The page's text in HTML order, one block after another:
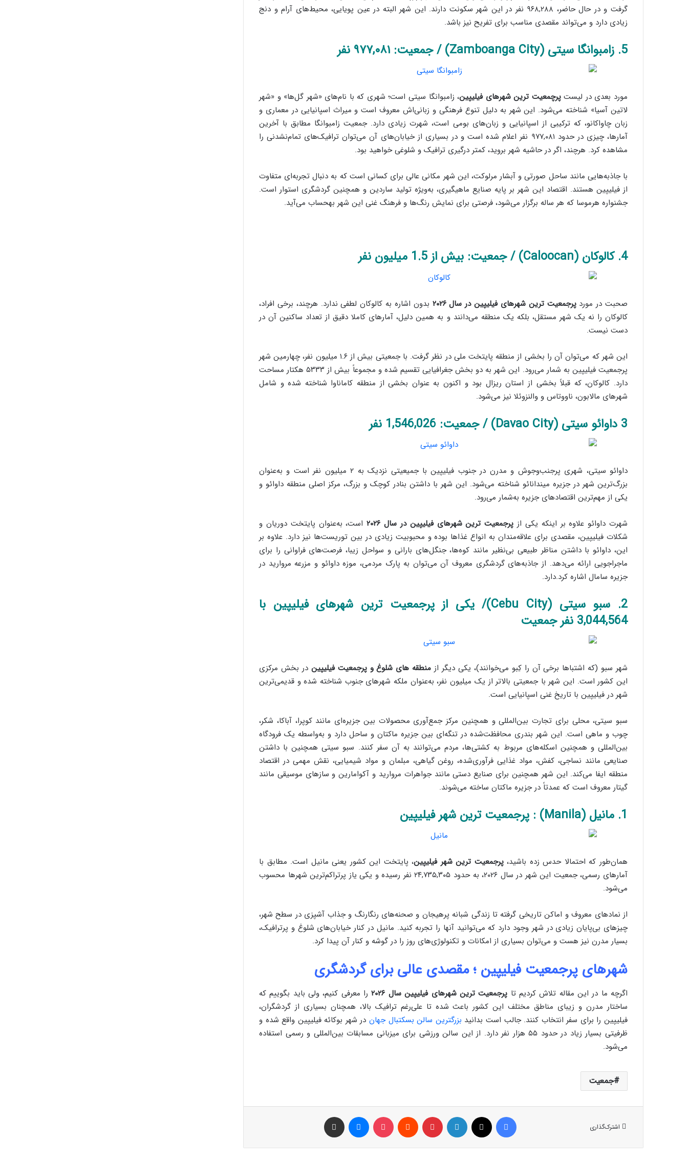
گرفت و در حال حاضر، ۹۶۸,۲۸۸ نفر در این شهر سکونت دارند. این شهر البته در عین پویایی، محیط‌های آرام و دنج
زیادی دارد و می‌تواند مقصدی مناسب برای تفریح نیز باشد.
5. زامبوانگا سیتی (Zamboanga City) / جمعیت: ۹۷۷,۰۸۱ نفر
مورد بعدی در لیستپرچمعیت ترین شهرهای فیلیپین، زامبوانگا سیتی است؛ شهری که با نام‌های «شهر گل‌ها» و «شهر
لاتین آسیا» شناخته می‌شود. این شهر به دلیل تنوع فرهنگی و زبانی‌اش معروف است و میراث اسپانیایی در معماری و
زبان چاواکانو، که ترکیبی از اسپانیایی و زبان‌های بومی است، شهرت زیادی دارد. جمعیت زامبوانگا مطابق با آخرین
آمارها، چیزی در حدود ۹۷۷,۰۸۱ نفر اعلام شده است و در بسیاری از خیابان‌های آن می‌توان ترافیک‌های تمام‌نشدنی را
مشاهده کرد. هرچند، اگر در حاشیه شهر بروید، کمتر درگیری ترافیک و شلوغی خواهید بود.
با جاذبه‌هایی مانند ساحل صورتی و آبشار مرلوکت، این شهر مکانی عالی برای کسانی است که به دنبال تجربه‌ای متفاوت
از فیلیپین هستند. اقتصاد این شهر بر پایه صنایع ماهیگیری، به‌ویژه تولید ساردین و همچنین گردشگری استوار است.
جشنواره هرموسا که هر ساله برگزار می‌شود، فرصتی برای نمایش رنگ‌ها و فرهنگ غنی این شهر بهحساب می‌آید.
4. کالوکان (Caloocan) / جمعیت: بیش از 1.5 میلیون نفر
صحبت در موردپرجمعیت ترین شهرهای فیلیپین در سال ۲۰۲۶
بدون اشاره به کالوکان لطفی ندارد. هرچند، برخی افراد،
کالوکان را نه یک شهر مستقل، بلکه یک منطقه می‌دانند و به همین دلیل، آمارهای کاملا دقیق از تعداد ساکنین آن در
دست نیست.
این شهر که می‌توان آن را بخشی از منطقه پایتخت ملی در نظر گرفت. با جمعیتی بیش از ۱.۶ میلیون نفر، چهارمین شهر
پرجمعیت فیلیپین به شمار می‌رود. این شهر به دو بخش جغرافیایی تقسیم شده و مجموعاً بیش از ۵۳۳۳ هکتار مساحت
دارد. کالوکان، که قبلاً بخشی از استان ریزال بود و اکنون به عنوان بخشی از منطقه کاماناوا شناخته شده و شامل
شهرهای مالابون، ناووتاس و والنزوئلا نیز می‌شود.
3 داوائو سیتی (Davao City) / جمعیت: 1,546,026 نفر
داوائو سیتی، شهری پرجنب‌وجوش و مدرن در جنوب فیلیپین با جمیعیتی نزدیک به ۲ میلیون نفر است و به‌عنوان
بزرگ‌ترین شهر در جزیره میندانائو شناخته می‌شود. این شهر با داشتن بنادر کوچک و بزرگ، مرکز اصلی منطقه داوائو و
یکی از مهم‌ترین اقتصادهای جزیره به‌شمار می‌رود.
شهرت داوائو علاوه بر اینکه یکی از پرجمعیت ترین شهرهای فیلیپین در سال ۲۰۲۶
است، به‌عنوان پایتخت دوریان و
شکلات فیلیپین، مقصدی برای علاقه‌مندان به انواع غذاها بوده و محبوبیت زیادی در بین توریست‌ها نیز دارد. علاوه بر
این، داوائو با داشتن مناظر طبیعی بی‌نظیر مانند کوه‌ها، جنگل‌های بارانی و سواحل زیبا، فرصت‌های فراوانی را برای
ماجراجویی ارائه می‌دهد. از جاذبه‌های گردشگری معروف آن می‌توان به پارک مردمی، موزه داوائو و مزرعه مروارید در
جزیره سامال اشاره کرد.دارد.
2. سبو سیتی (Cebu City)/ یکی از پرجمعیت ترین شهرهای فیلیپین با
3,044,564 نفر جمعیت
شهر سبو (که اشتباها برخی آن را کِبو می‌خوانند)، یکی دیگر از منطقه های شلوغ و پرجمعیت فیلیپین در بخش مرکزی
این کشور است. این شهر با جمعیتی بالاتر از یک میلیون نفر، به‌عنوان ملکه شهرهای جنوب شناخته شده و قدیمی‌ترین
شهر در فیلیپین با تاریخ غنی اسپانیایی است.
سبو سیتی، محلی برای تجارت بین‌المللی و همچنین مرکز جمع‌آوری محصولات بین جزیره‌ای مانند کوپرا، آباکا، شکر،
چوب و ماهی است. این شهر بندری محافظت‌شده در تنگه‌ای بین جزیره ماکتان و ساحل دارد و به‌واسطه یک فرودگاه
بین‌المللی و همچنین اسکله‌های مربوط به کشتی‌ها، مردم می‌توانند به آن سفر کنند. سبو سیتی همچنین با داشتن
صنایعی مانند نساجی، کفش، مواد غذایی فرآوری‌شده، روغن گیاهی، مبلمان و مواد شیمیایی، نقش مهمی در اقتصاد
منطقه ایفا می‌کند. این شهر همچنین برای صنایع دستی مانند جواهرات مروارید و آکوامارین و سازهای موسیقی مانند
گیتار معروف است که عمدتاً در جزیره ماکتان ساخته می‌شوند.
1. مانیل (Manila) : پرجمعیت ترین شهر فیلیپین
همان‌طور که احتمالا حدس زده باشید،پرجمعیت ترین شهر فیلیپین، پایتخت این کشور یعنی مانیل است. مطابق با
آمارهای رسمی، جمعیت این شهر در سال ۲۰۲۶، به حدود ۲۴,۷۳۵,۳۰۵ نفر رسیده و یکی یاز پرتراکم‌ترین شهرها محسوب
می‌شود.
از نمادهای معروف و اماکن تاریخی گرفته تا زندگی شبانه پرهیجان و صحنه‌های رنگارنگ و جذاب آشپزی در سطح شهر،
چیزهای بی‌پایان زیادی در شهر وجود دارد که می‌توانید آنها را تجربه کنید. مانیل در کنار خیابان‌های شلوغ و پرترافیک،
بسیار مدرن نیز هست و می‌توان بسیاری از امکانات و تکنولوژی‌های روز را در گوشه و کنار آن پیدا کرد.
شهرهای پرجمعیت فیلیپین ؛ مقصدی عالی برای گردشگری
اگرچه ما در این مقاله تلاش کردیم تا پرجمعیت ترین شهرهای فیلیپین سال ۲۰۲۶
را معرفی کنیم، ولی باید بگوییم که
ساختار مدرن و زیبای مناطق مختلف این کشور باعث شده تا علی‌رغم ترافیک بالا، همچنان بسیاری از گردشگران،
فیلیپین را برای سفر انتخاب کنند. جالب است بدانید بزرگترین سالن بسکتبال جهاندر شهر بوکائه فیلیپین واقع شده و
ظرفیتی بسیار زیاد در حدود ۵۵ هزار نفر دارد. از این سالن ورزشی برای میزبانی مسابقات بین‌المللی و رسمی استفاده
می‌شود.
جمعیت
اشترک‌گذاری